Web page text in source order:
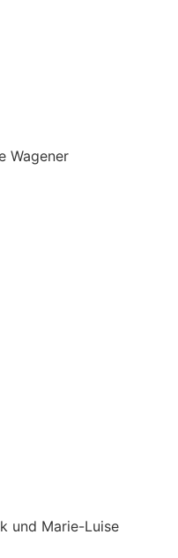
Wagener
und Marie-Luise